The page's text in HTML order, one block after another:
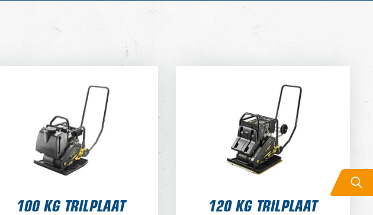
100 KG TRILPLAAT
100 KG TRILPLAAT
DAGPRIJS
DAGPRIJS PER WEEK
DAGPRIJS PER MAAND
BEKIJK MACHINE 120 KG TRILPLAAT
120 KG TRILPLAAT
DAGPRIJS
DAGPRIJS PER WEEK
DAGPRIJS PER MAAND
BEKIJK MACHINE